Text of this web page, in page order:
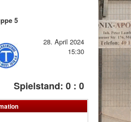
5
28. April 2024
15:30
Spielstand: 0 : 0